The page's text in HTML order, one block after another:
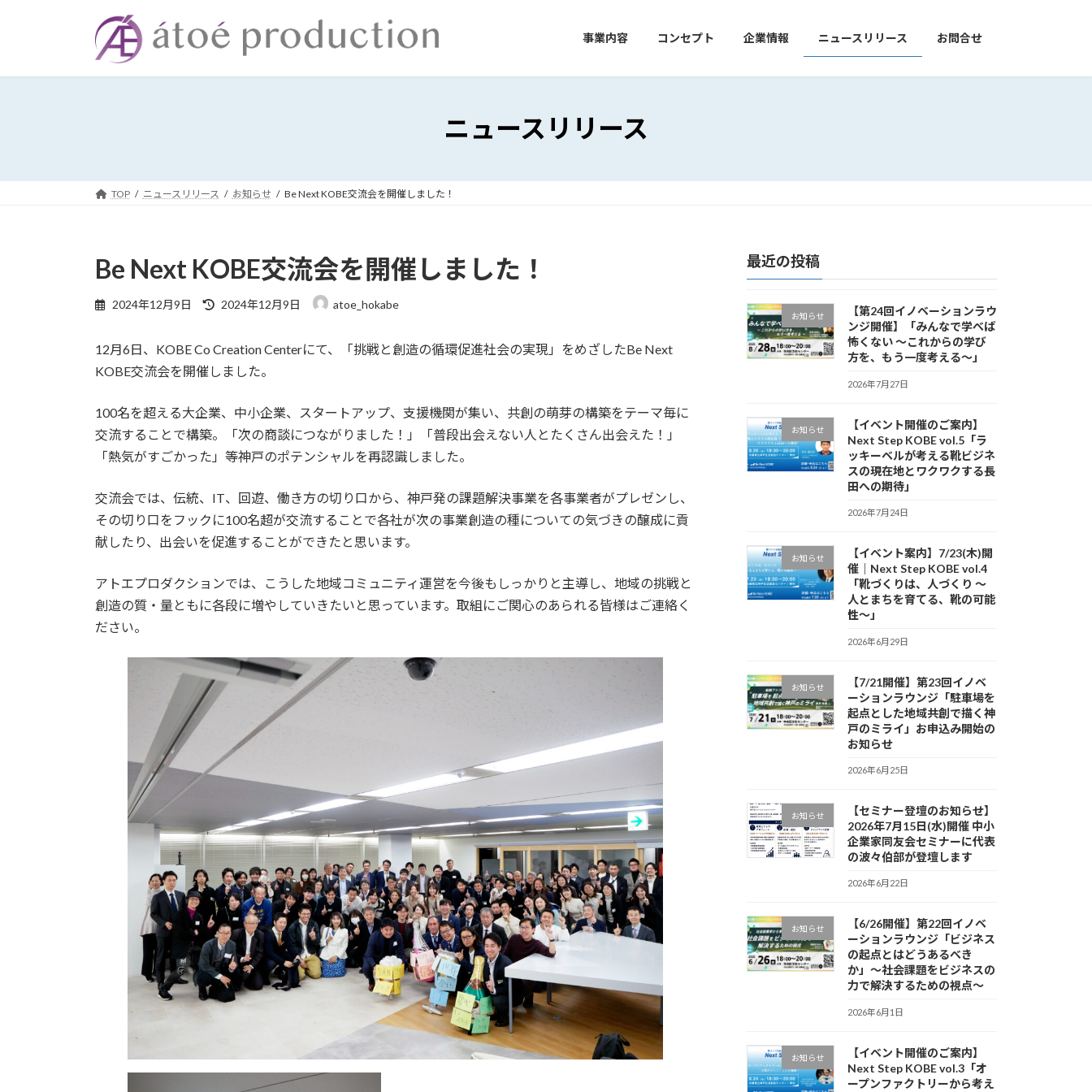
プ
動
事業内容 コンセプト 企業情報 ニュースリリース お問合せ
ニュースリリース
TOP ニュースリリース お知らせ Be Next KOBE交流会を開催しました！
Be Next KOBE交流会を開催しました！
2024年12月9日
最
新
日
2024年12月9日 atoe_hokabe
12月6日、KOBE Co Creation Centerにて、「挑戦と創造の循環促進社会の実現」をめざしたBe Next
KOBE交流会を開催しました。
100名を超える大企業、中小企業、スタートアップ、支援機関が集い、共創の萌芽の構築をテーマ毎に
交流することで構築。「次の商談につながりました！」「普段出会えない人とたくさん出会えた！」
「熱気がすごかった」等神戸のポテンシャルを再認識しました。
交流会では、伝統、IT、回遊、働き方の切り口から、神戸発の課題解決事業を各事業者がプレゼンし、
その切り口をフックに100名超が交流することで各社が次の事業創造の種についての気づきの醸成に貢
献したり、出会いを促進することができたと思います。
アトエプロダクションでは、こうした地域コミュニティ運営を今後もしっかりと主導し、地域の挑戦と
創造の質・量ともに各段に増やしていきたいと思っています。取組にご関心のあられる皆様はご連絡く
ださい。
最近の投稿
お知らせ
【第24回イノベーションラウ
ンジ開催】「みんなで学べば
怖くない ～これからの学び
方を、もう一度考える～」
2026年7月27日
お知らせ
【イベント開催のご案内】
Next Step KOBE vol.5「ラ
ッキーベルが考える靴ビジネ
スの現在地とワクワクする長
田への期待」
2026年7月24日
お知らせ
【イベント案内】7/23(木)開
催｜Next Step KOBE vol.4
「靴づくりは、人づくり 〜
人とまちを育てる、靴の可能
性〜」
2026年6月29日
お知らせ
【7/21開催】第23回イノベ
ーションラウンジ「駐車場を
起点とした地域共創で描く神
戸のミライ」お申込み開始の
お知らせ
2026年6月25日
お知らせ
【セミナー登壇のお知らせ】
2026年7月15日(水)開催 中小
企業家同友会セミナーに代表
の波々伯部が登壇します
2026年6月22日
お知らせ
【6/26開催】第22回イノベ
ーションラウンジ「ビジネス
の起点とはどうあるべき
か」〜社会課題をビジネスの
力で解決するための視点〜
2026年6月1日
お知らせ
【イベント開催のご案内】
Next Step KOBE vol.3「オ
ープンファクトリーから考え